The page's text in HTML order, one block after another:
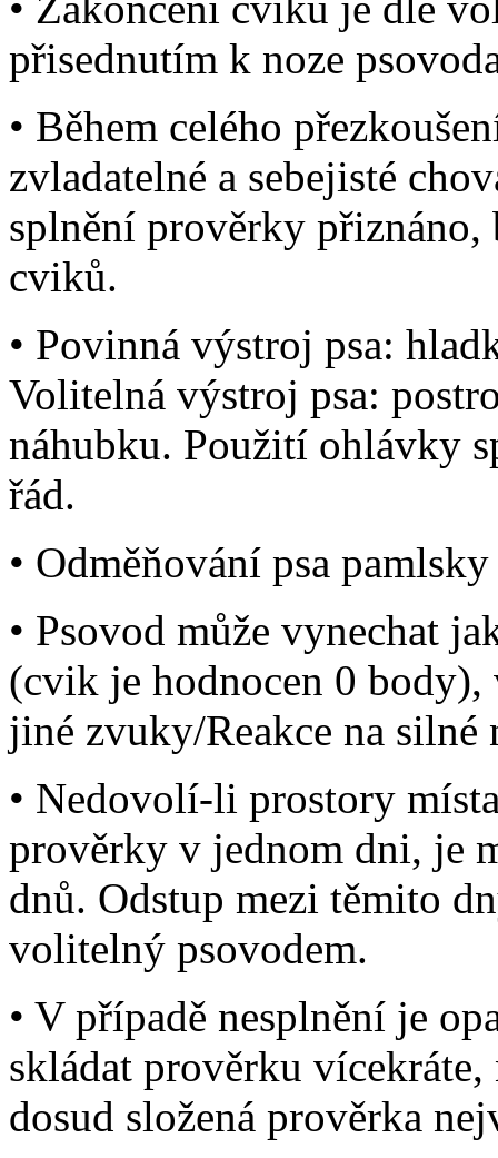
přisednutím k noze
• Během celého
zvladatelné a sebejisté
splnění prověrky
cviků.
• Povinná výstroj psa:
Volitelná výstroj psa:
náhubku. Použití ohlávky
řád.
• Odměňování psa
• Psovod může vynechat
(cvik je hodnocen 0 body),
jiné zvuky/Reakce na silné
• Nedovolí-li prostory
prověrky v jednom dni, je
dnů. Odstup mezi těmito
volitelný psovodem.
• V případě nesplnění je
skládat prověrku
dosud složená prověrka